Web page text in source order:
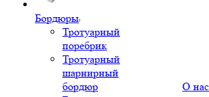
Бордюры
Тротуарный
поребрик
Тротуарный
шарнирный
бордюр
О нас